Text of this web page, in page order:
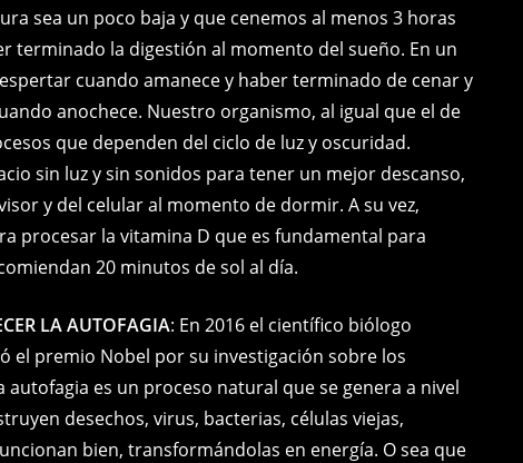
sea un poco baja y que cenemos al menos 3 horas
terminado la digestión al momento del sueño. En un
cuando amanece y haber terminado de cenar y
anochece. Nuestro organismo, al igual que el de
que dependen del ciclo de luz y oscuridad.
sin luz y sin sonidos para tener un mejor descanso,
y del celular al momento de dormir. A su vez,
procesar la vitamina D que es fundamental para
20 minutos de sol al día.
LA AUTOFAGIA: En 2016 el científico biólogo
el premio Nobel por su investigación sobre los
autofagia es un proceso natural que se genera a nivel
desechos, virus, bacterias, células viejas,
bien, transformándolas en energía. O sea que